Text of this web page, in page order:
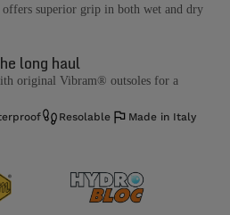
superior grip in both wet and dry
long haul
original Vibram® outsoles for a
Resolable Made in Italy